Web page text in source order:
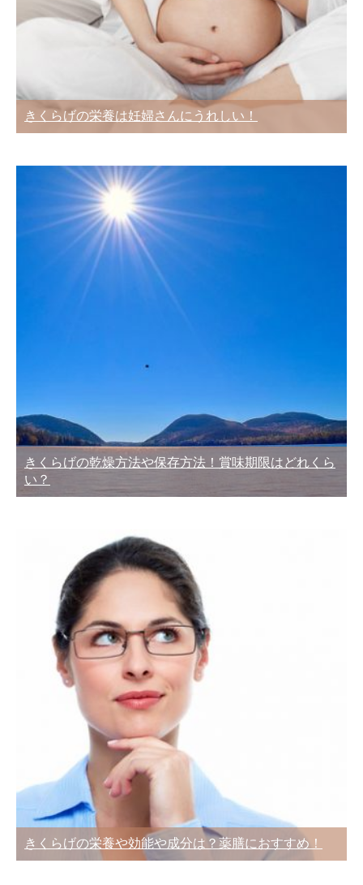
きくらげの栄養は妊婦さんにうれしい！
きくらげの乾燥方法や保存方法！賞味期限はどれくら
い？
きくらげの栄養や効能や成分は？薬膳におすすめ！